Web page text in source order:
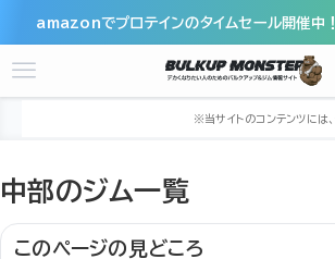
amazonでプロテインのタイムセール開催中！
中部のジム一覧
このページの見どころ